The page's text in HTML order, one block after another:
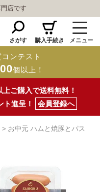
店です
さがす 購入手続き メニュー
ンテスト
個以上！
ご購入で送料無料！
進呈！
会員登録へ
お中元 ハムと焼豚とパス